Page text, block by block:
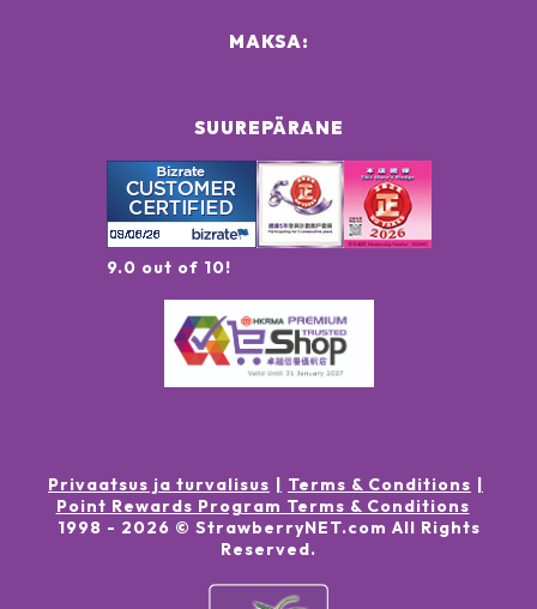
SUUREPÄRANE
9.0 out of 10!
MAKSA:
Privaatsus ja turvalisus
Terms & Conditions
Point Rewards Program Terms & Conditions
1998 - 2026 © StrawberryNET.com All Rights
Reserved.